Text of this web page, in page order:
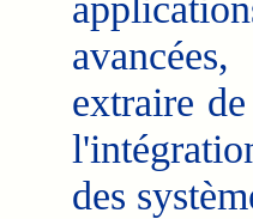
extraire
des